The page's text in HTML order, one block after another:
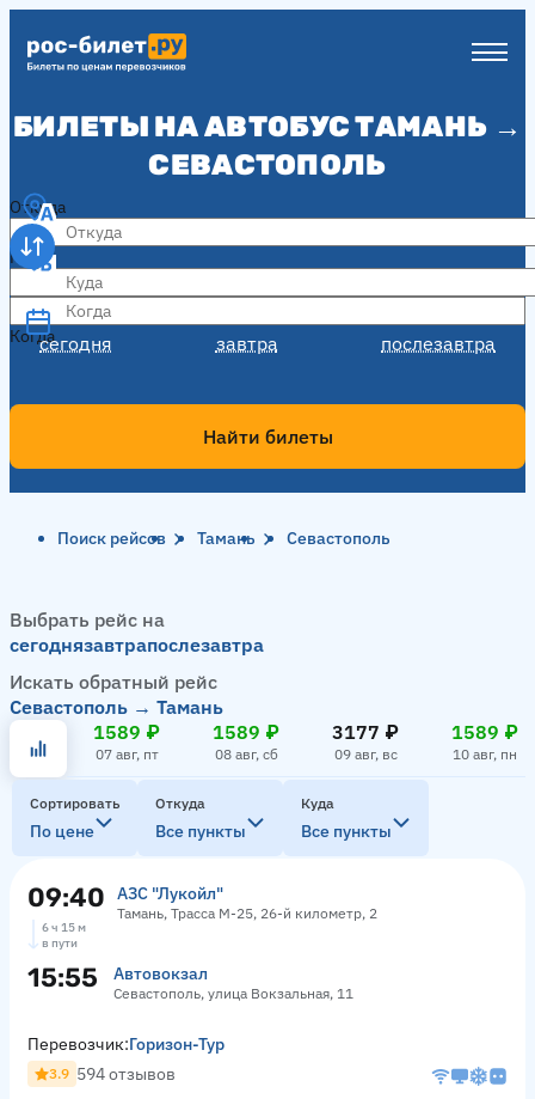
БИЛЕТЫ НА АВТОБУС ТАМАНЬ →
СЕВАСТОПОЛЬ
Откуда
Куда
Когда
сегодня завтра послезавтра
Когда
Найти билеты
Поиск рейсов Тамань Севастополь
Выбрать рейс на
сегоднязавтрапослезавтра
Искать обратный рейс
Севастополь → Тамань
1589 ₽
07 авг, пт
1589 ₽
08 авг, сб
3177 ₽
09 авг, вс
1589 ₽
10 авг, пн
Сортировать
По цене
Откуда
Все пункты
Куда
Все пункты
09:40 АЗС "Лукойл"
Тамань, Трасса М-25, 26-й километр, 2
6 ч 15 м
в пути
15:55 Автовокзал
Севастополь, улица Вокзальная, 11
Перевозчик:Горизон-Тур
3.9 594 отзывов